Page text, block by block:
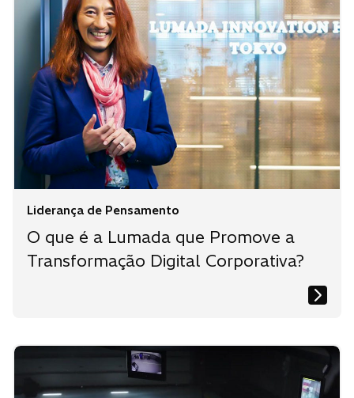
Liderança de Pensamento
O que é a Lumada que Promove a
Transformação Digital Corporativa?